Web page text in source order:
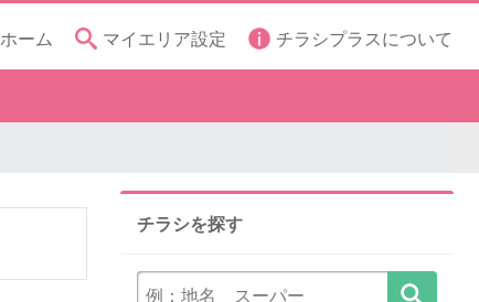
ホーム マイエリア設定 チラシプラスについて
チラシを探す